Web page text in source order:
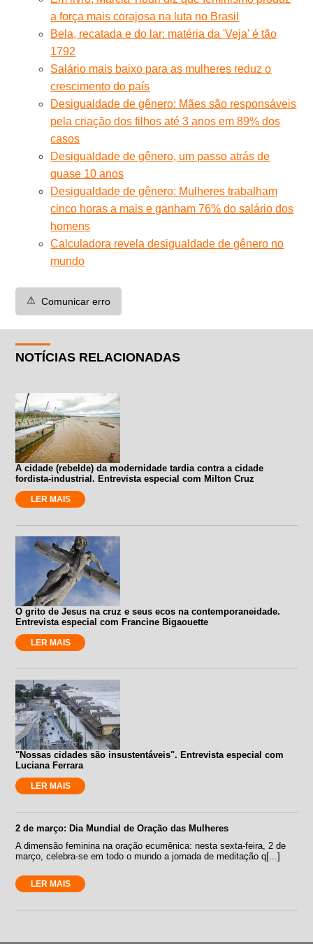
a força mais corajosa na luta no Brasil
Bela, recatada e do lar: matéria da 'Veja' é tão
1792
Salário mais baixo para as mulheres reduz o
crescimento do país
Desigualdade de gênero: Mães são responsáveis
pela criação dos filhos até 3 anos em 89% dos
casos
Desigualdade de gênero, um passo atrás de
quase 10 anos
Desigualdade de gênero: Mulheres trabalham
cinco horas a mais e ganham 76% do salário dos
homens
Calculadora revela desigualdade de gênero no
mundo
⚠️ Comunicar erro
NOTÍCIAS RELACIONADAS
A cidade (rebelde) da modernidade tardia contra a cidade
fordista-industrial. Entrevista especial com Milton Cruz
LER MAIS
O grito de Jesus na cruz e seus ecos na contemporaneidade.
Entrevista especial com Francine Bigaouette
LER MAIS
"Nossas cidades são insustentáveis". Entrevista especial com
Luciana Ferrara
LER MAIS
2 de março: Dia Mundial de Oração das Mulheres
A dimensão feminina na oração ecumênica: nesta sexta-feira, 2 de
março, celebra-se em todo o mundo a jornada de meditação q[...]
LER MAIS